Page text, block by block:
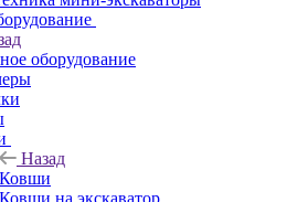
оборудование
Назад
Ковши
Ковши на экскаватор